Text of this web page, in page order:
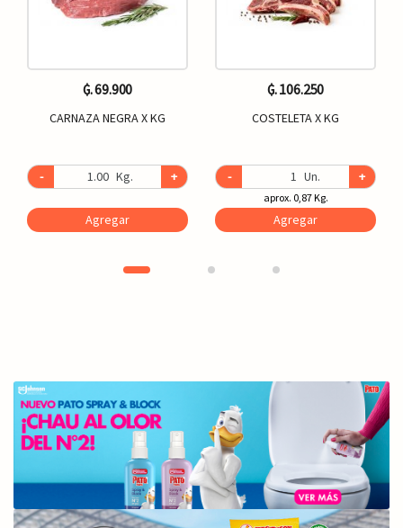
₲. 69.900
CARNAZA NEGRA X KG
- Kg. +
Agregar
₲. 106.250
COSTELETA X KG
- Un. +
aprox. 0,87 Kg.
Agregar